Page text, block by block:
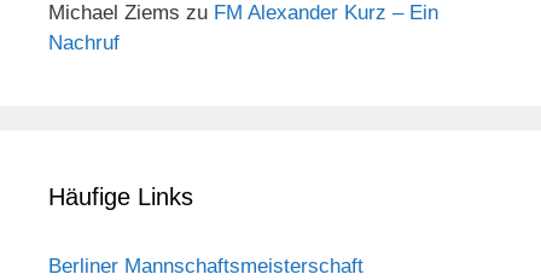
Michael Ziems zu FM Alexander Kurz – Ein
Nachruf
Häufige Links
Berliner Mannschaftsmeisterschaft